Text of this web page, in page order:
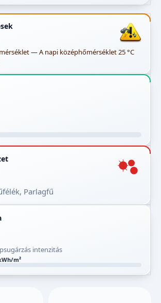
— A napi középhőmérséklet 25 °C
Parlagfű
intenzitás
m²